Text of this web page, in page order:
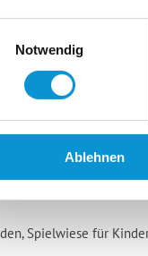
Notwendig
Ablehnen
möglich
Spielwiese für